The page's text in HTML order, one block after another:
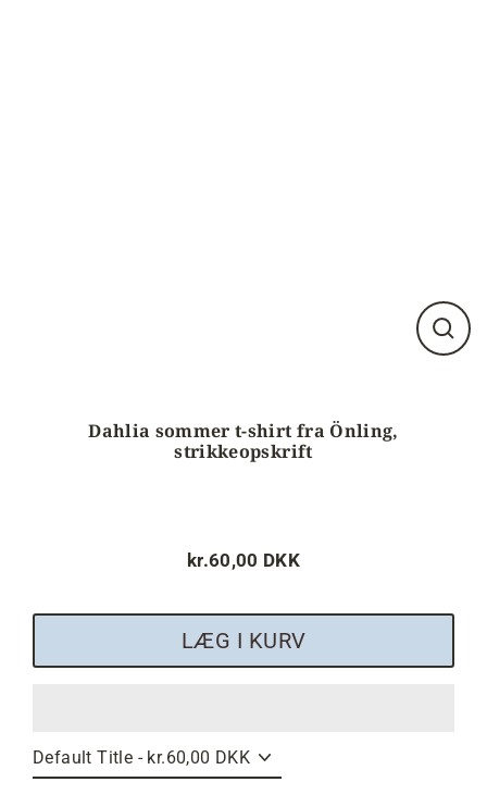
Luk
Dahlia sommer t-shirt fra Önling,
strikkeopskrift
Normalpris
kr.60,00 DKK
LÆG I KURV